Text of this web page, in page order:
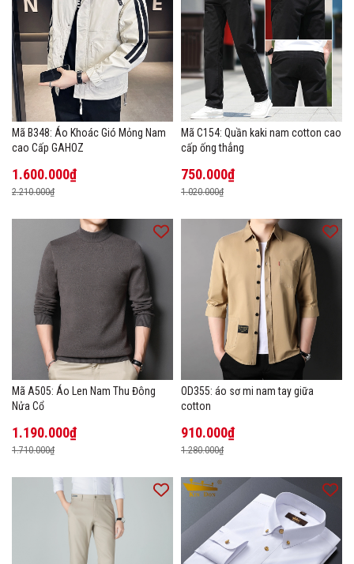
Mã B348: Áo Khoác Gió Mỏng Nam
cao Cấp GAHOZ
1.600.000₫
2.210.000₫
Mã C154: Quần kaki nam cotton cao
cấp ống thẳng
750.000₫
1.020.000₫
Mã A505: Áo Len Nam Thu Đông
Nửa Cổ
1.190.000₫
1.710.000₫
OD355: áo sơ mi nam tay giữa
cotton
910.000₫
1.280.000₫